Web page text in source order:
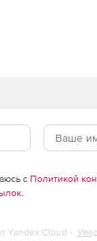
с Политикой
.
Yandex Cloud -